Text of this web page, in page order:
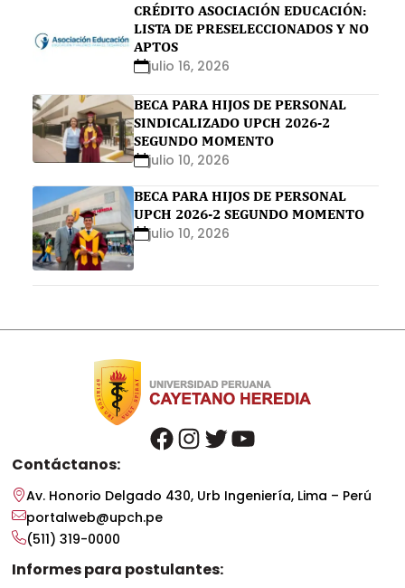
CRÉDITO ASOCIACIÓN EDUCACIÓN:
LISTA DE PRESELECCIONADOS Y NO
APTOS
julio 16, 2026
BECA PARA HIJOS DE PERSONAL
SINDICALIZADO UPCH 2026-2
SEGUNDO MOMENTO
julio 10, 2026
BECA PARA HIJOS DE PERSONAL
UPCH 2026-2 SEGUNDO MOMENTO
julio 10, 2026
facebook instagram twitter youtube
Contáctanos:
Av. Honorio Delgado 430, Urb Ingeniería, Lima – Perú
portalweb@upch.pe
(511) 319-0000
Informes para postulantes: